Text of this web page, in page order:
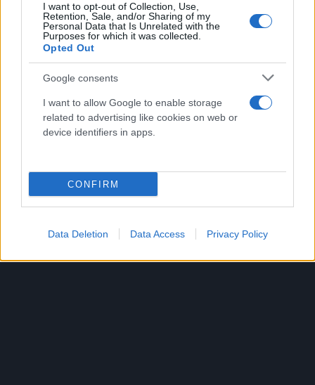
I want to opt-out of Collection, Use,
Retention, Sale, and/or Sharing of my
Personal Data that Is Unrelated with the
Purposes for which it was collected.
Opted Out
Google consents
I want to allow Google to enable storage
related to advertising like cookies on web or
device identifiers in apps.
CONFIRM
Data Deletion Data Access Privacy Policy
20:00 μέσα από την συχνότητα του ACTION 24.